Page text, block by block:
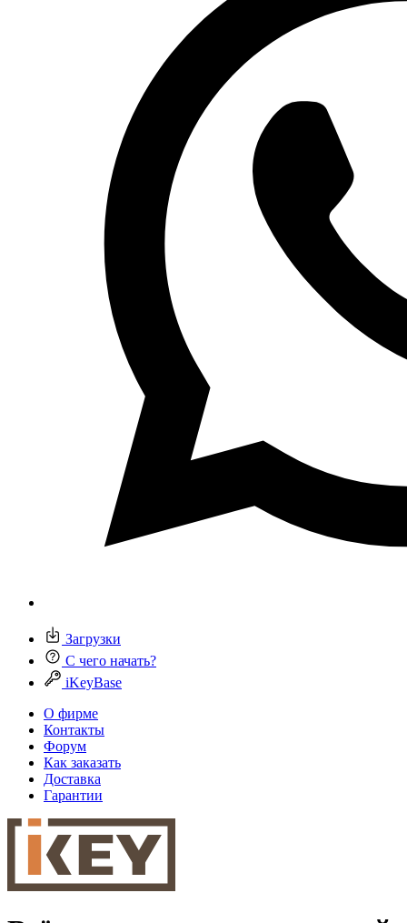
Загрузки
С чего начать?
iKeyBase
О фирме
Контакты
Форум
Как заказать
Доставка
Гарантии